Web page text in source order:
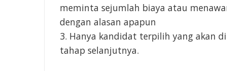
meminta sejumlah biaya atau
dengan alasan apapun
3. Hanya kandidat terpilih yang akan
tahap selanjutnya.